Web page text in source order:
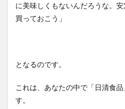
に美味しくもないんだろうな。
買っておこう」
となるのです。
これは、あなたの中で「日清食
す。